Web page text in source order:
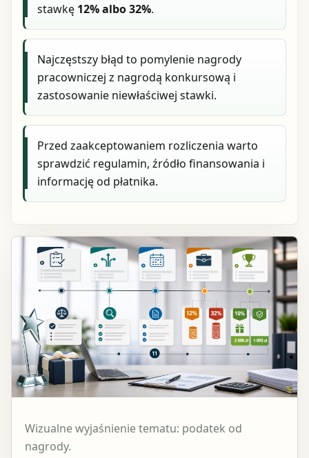
stawkę 12% albo 32%.
Najczęstszy błąd to pomylenie nagrody
pracowniczej z nagrodą konkursową i
zastosowanie niewłaściwej stawki.
Przed zaakceptowaniem rozliczenia warto
sprawdzić regulamin, źródło finansowania i
informację od płatnika.
Wizualne wyjaśnienie tematu: podatek od
nagrody.